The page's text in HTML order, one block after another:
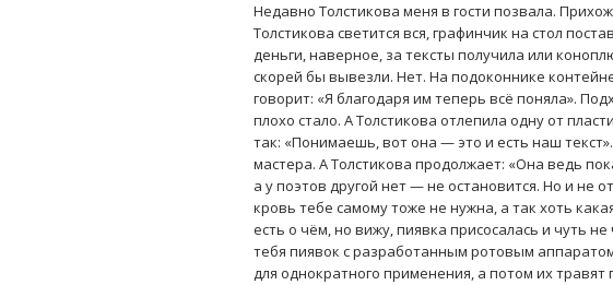
Недавно Толстикова меня в гости позвала.
Толстикова светится вся, графинчик на стол
деньги, наверное, за тексты получила или
скорей бы вывезли. Нет. На подоконнике
говорит: «Я благодаря им теперь всё поняла».
плохо стало. А Толстикова отлепила одну от
так: «Понимаешь, вот она — это и есть наш
мастера. А Толстикова продолжает: «Она ведь
а у поэтов другой нет — не остановится. Но и не
кровь тебе самому тоже не нужна, а так хоть
есть о чём, но вижу, пиявка присосалась и чуть
тебя пиявок с разработанным ротовым
для однократного применения, а потом их